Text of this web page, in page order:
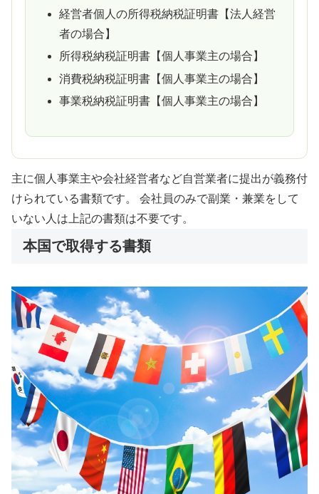
経営者個人の所得税納税証明書【法人経営
者の場合】
所得税納税証明書【個人事業主の場合】
消費税納税証明書【個人事業主の場合】
事業税納税証明書【個人事業主の場合】
主に個人事業主や会社経営者など自営業者に提出が義務付
けられている書類です。
会社員のみで副業・兼業をして
いない人は上記の書類は不要です。
本国で取得する書類